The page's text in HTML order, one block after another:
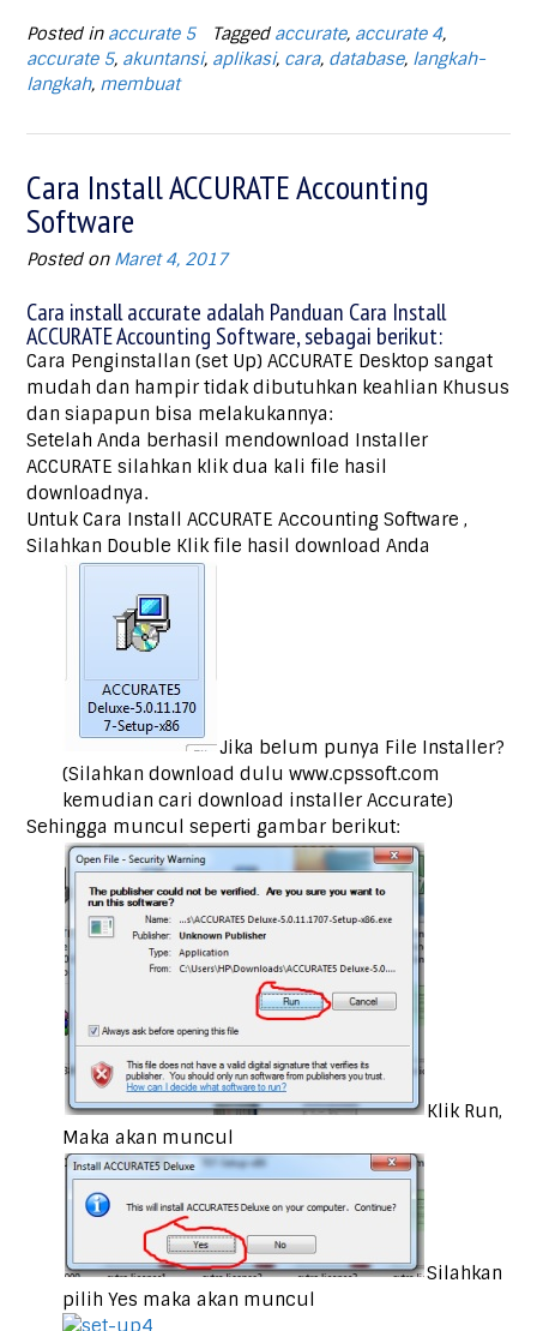
Posted in accurate 5 Tagged accurate, accurate 4,
accurate 5, akuntansi, aplikasi, cara, database, langkah-
langkah, membuat
Cara Install ACCURATE Accounting
Software
Posted on Maret 4, 2017
Cara install accurate adalah Panduan Cara Install
ACCURATE Accounting Software, sebagai berikut:
Cara Penginstallan (set Up) ACCURATE Desktop sangat
mudah dan hampir tidak dibutuhkan keahlian Khusus
dan siapapun bisa melakukannya:
Setelah Anda berhasil mendownload Installer
ACCURATE silahkan klik dua kali file hasil
downloadnya.
Untuk Cara Install ACCURATE Accounting Software ,
Silahkan Double Klik file hasil download Anda
Jika belum punya File Installer?
(Silahkan download dulu www.cpssoft.com
kemudian cari download installer Accurate)
Sehingga muncul seperti gambar berikut:
Klik Run,
Maka akan muncul
Silahkan
pilih Yes maka akan muncul